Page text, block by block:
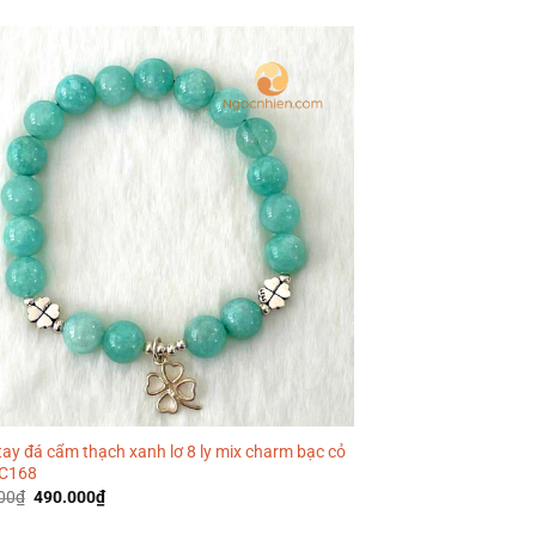
đá cẩm thạch xanh lơ 8 ly mix charm bạc cỏ
₫ Giá
490.000₫Giá
hiện